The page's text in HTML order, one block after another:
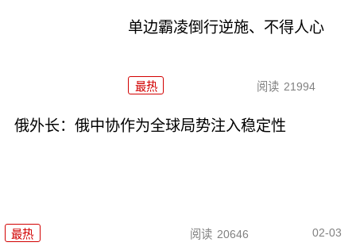
单边霸凌倒行逆施、不得人心
最热 阅读 21994
俄外长：俄中协作为全球局势注入稳定性
最热 阅读 20646 02-03